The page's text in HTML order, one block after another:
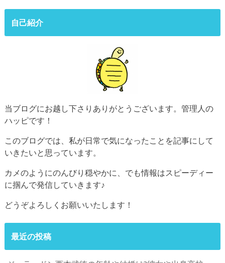
自己紹介
当ブログにお越し下さりありがとうございます。管理人の
ハッピです！
このブログでは、私が日常で気になったことを記事にして
いきたいと思っています。
カメのようにのんびり穏やかに、でも情報はスピーディー
に掴んで発信していきます♪
どうぞよろしくお願いいたします！
最近の投稿